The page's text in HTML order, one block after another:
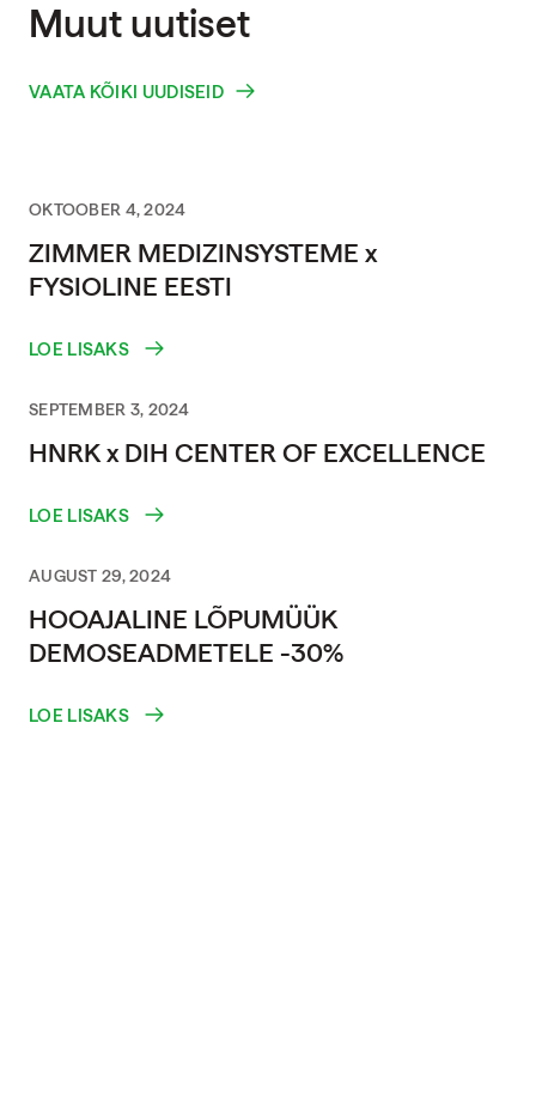
Muut uutiset
VAATA KÕIKI UUDISEID
OKTOOBER 4, 2024
ZIMMER MEDIZINSYSTEME x
FYSIOLINE EESTI
LOE LISAKS
SEPTEMBER 3, 2024
HNRK x DIH CENTER OF EXCELLENCE
LOE LISAKS
AUGUST 29, 2024
HOOAJALINE LÕPUMÜÜK
DEMOSEADMETELE -30%
LOE LISAKS